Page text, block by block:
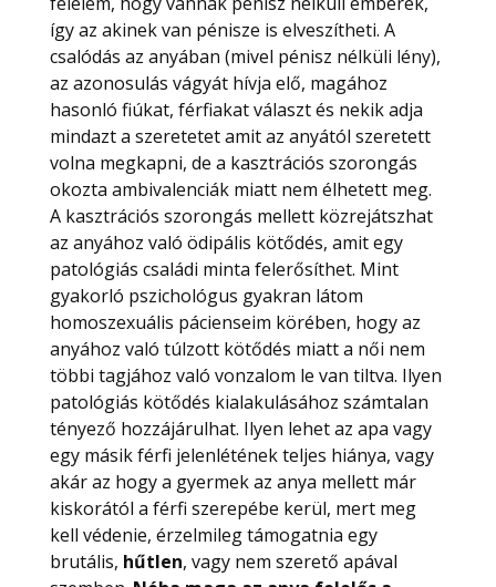
így az akinek van pénisze is elveszítheti. A
csalódás az anyában (mivel pénisz nélküli lény),
az azonosulás vágyát hívja elő, magához
hasonló fiúkat, férfiakat választ és nekik adja
mindazt a szeretetet amit az anyától szeretett
volna megkapni, de a kasztrációs szorongás
okozta ambivalenciák miatt nem élhetett meg.
A kasztrációs szorongás mellett közrejátszhat
az anyához való ödipális kötődés, amit egy
patológiás családi minta felerősíthet. Mint
gyakorló pszichológus gyakran látom
homoszexuális pácienseim körében, hogy az
anyához való túlzott kötődés miatt a női nem
többi tagjához való vonzalom le van tiltva. Ilyen
patológiás kötődés kialakulásához számtalan
tényező hozzájárulhat. Ilyen lehet az apa vagy
egy másik férfi jelenlétének teljes hiánya, vagy
akár az hogy a gyermek az anya mellett már
kiskorától a férfi szerepébe kerül, mert meg
kell védenie, érzelmileg támogatnia egy
brutális, hűtlen, vagy nem szerető apával